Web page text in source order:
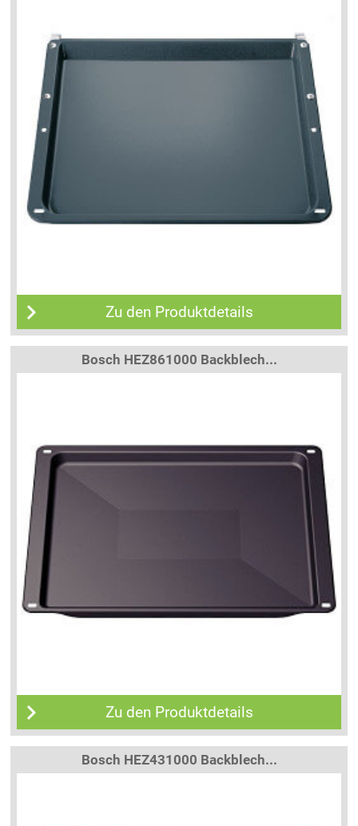
Zu den Produktdetails
Bosch HEZ861000 Backblech...
Zu den Produktdetails
Bosch HEZ431000 Backblech...